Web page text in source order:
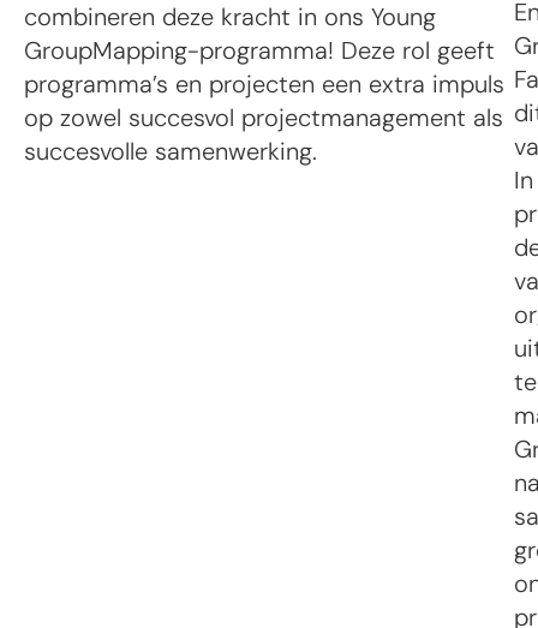
combineren deze kracht in ons Young
GroupMapping-programma! Deze rol geeft
programma’s en projecten een extra impuls
op zowel succesvol projectmanagement als
succesvolle samenwerking.